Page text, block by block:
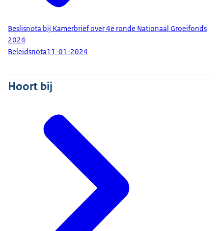
Beslisnota bij Kamerbrief over 4e ronde Nationaal Groeifonds
2024
Beleidsnota11-01-2024
Hoort bij